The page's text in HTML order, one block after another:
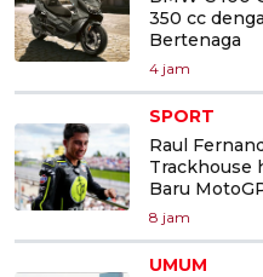
350 cc
Bertenaga
4 jam
SPORT
Raul
Trackhouse
Baru
8 jam
UMUM